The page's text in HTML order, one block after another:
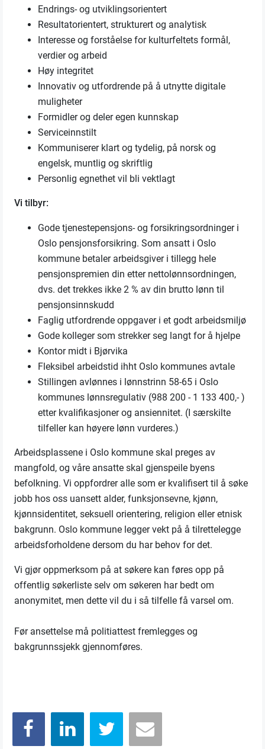
Endrings- og utviklingsorientert
Resultatorientert, strukturert og analytisk
Interesse og forståelse for kulturfeltets formål,
verdier og arbeid
Høy integritet
Innovativ og utfordrende på å utnytte digitale
muligheter
Formidler og deler egen kunnskap
Serviceinnstilt
Kommuniserer klart og tydelig, på norsk og
engelsk, muntlig og skriftlig
Personlig egnethet vil bli vektlagt
Vi tilbyr:
Gode tjenestepensjons- og forsikringsordninger i
Oslo pensjonsforsikring. Som ansatt i Oslo
kommune betaler arbeidsgiver i tillegg hele
pensjonspremien din etter nettolønnsordningen,
dvs. det trekkes ikke 2 % av din brutto lønn til
pensjonsinnskudd
Faglig utfordrende oppgaver i et godt arbeidsmiljø
Gode kolleger som strekker seg langt for å hjelpe
Kontor midt i Bjørvika
Fleksibel arbeidstid ihht Oslo kommunes avtale
Stillingen avlønnes i lønnstrinn 58-65 i Oslo
kommunes lønnsregulativ (988 200 - 1 133 400,- )
etter kvalifikasjoner og ansiennitet. (I særskilte
tilfeller kan høyere lønn vurderes.)
Arbeidsplassene i Oslo kommune skal preges av
mangfold, og våre ansatte skal gjenspeile byens
befolkning. Vi oppfordrer alle som er kvalifisert til å søke
jobb hos oss uansett alder, funksjonsevne, kjønn,
kjønnsidentitet, seksuell orientering, religion eller etnisk
bakgrunn. Oslo kommune legger vekt på å tilrettelegge
arbeidsforholdene dersom du har behov for det.
Vi gjør oppmerksom på at søkere kan føres opp på
offentlig søkerliste selv om søkeren har bedt om
anonymitet, men dette vil du i så tilfelle få varsel om.
Før ansettelse må politiattest fremlegges og
bakgrunnssjekk gjennomføres.